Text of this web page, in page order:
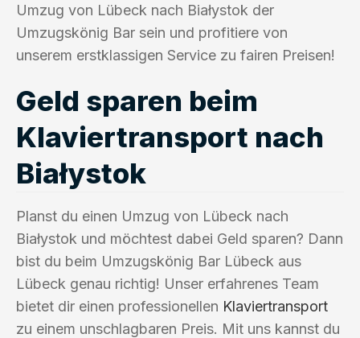
Umzug von Lübeck nach Białystok der
Umzugskönig Bar sein und profitiere von
unserem erstklassigen Service zu fairen Preisen!
Geld sparen beim
Klaviertransport nach
Białystok
Planst du einen Umzug von Lübeck nach
Białystok und möchtest dabei Geld sparen? Dann
bist du beim Umzugskönig Bar Lübeck aus
Lübeck genau richtig! Unser erfahrenes Team
bietet dir einen professionellen Klaviertransport
zu einem unschlagbaren Preis. Mit uns kannst du